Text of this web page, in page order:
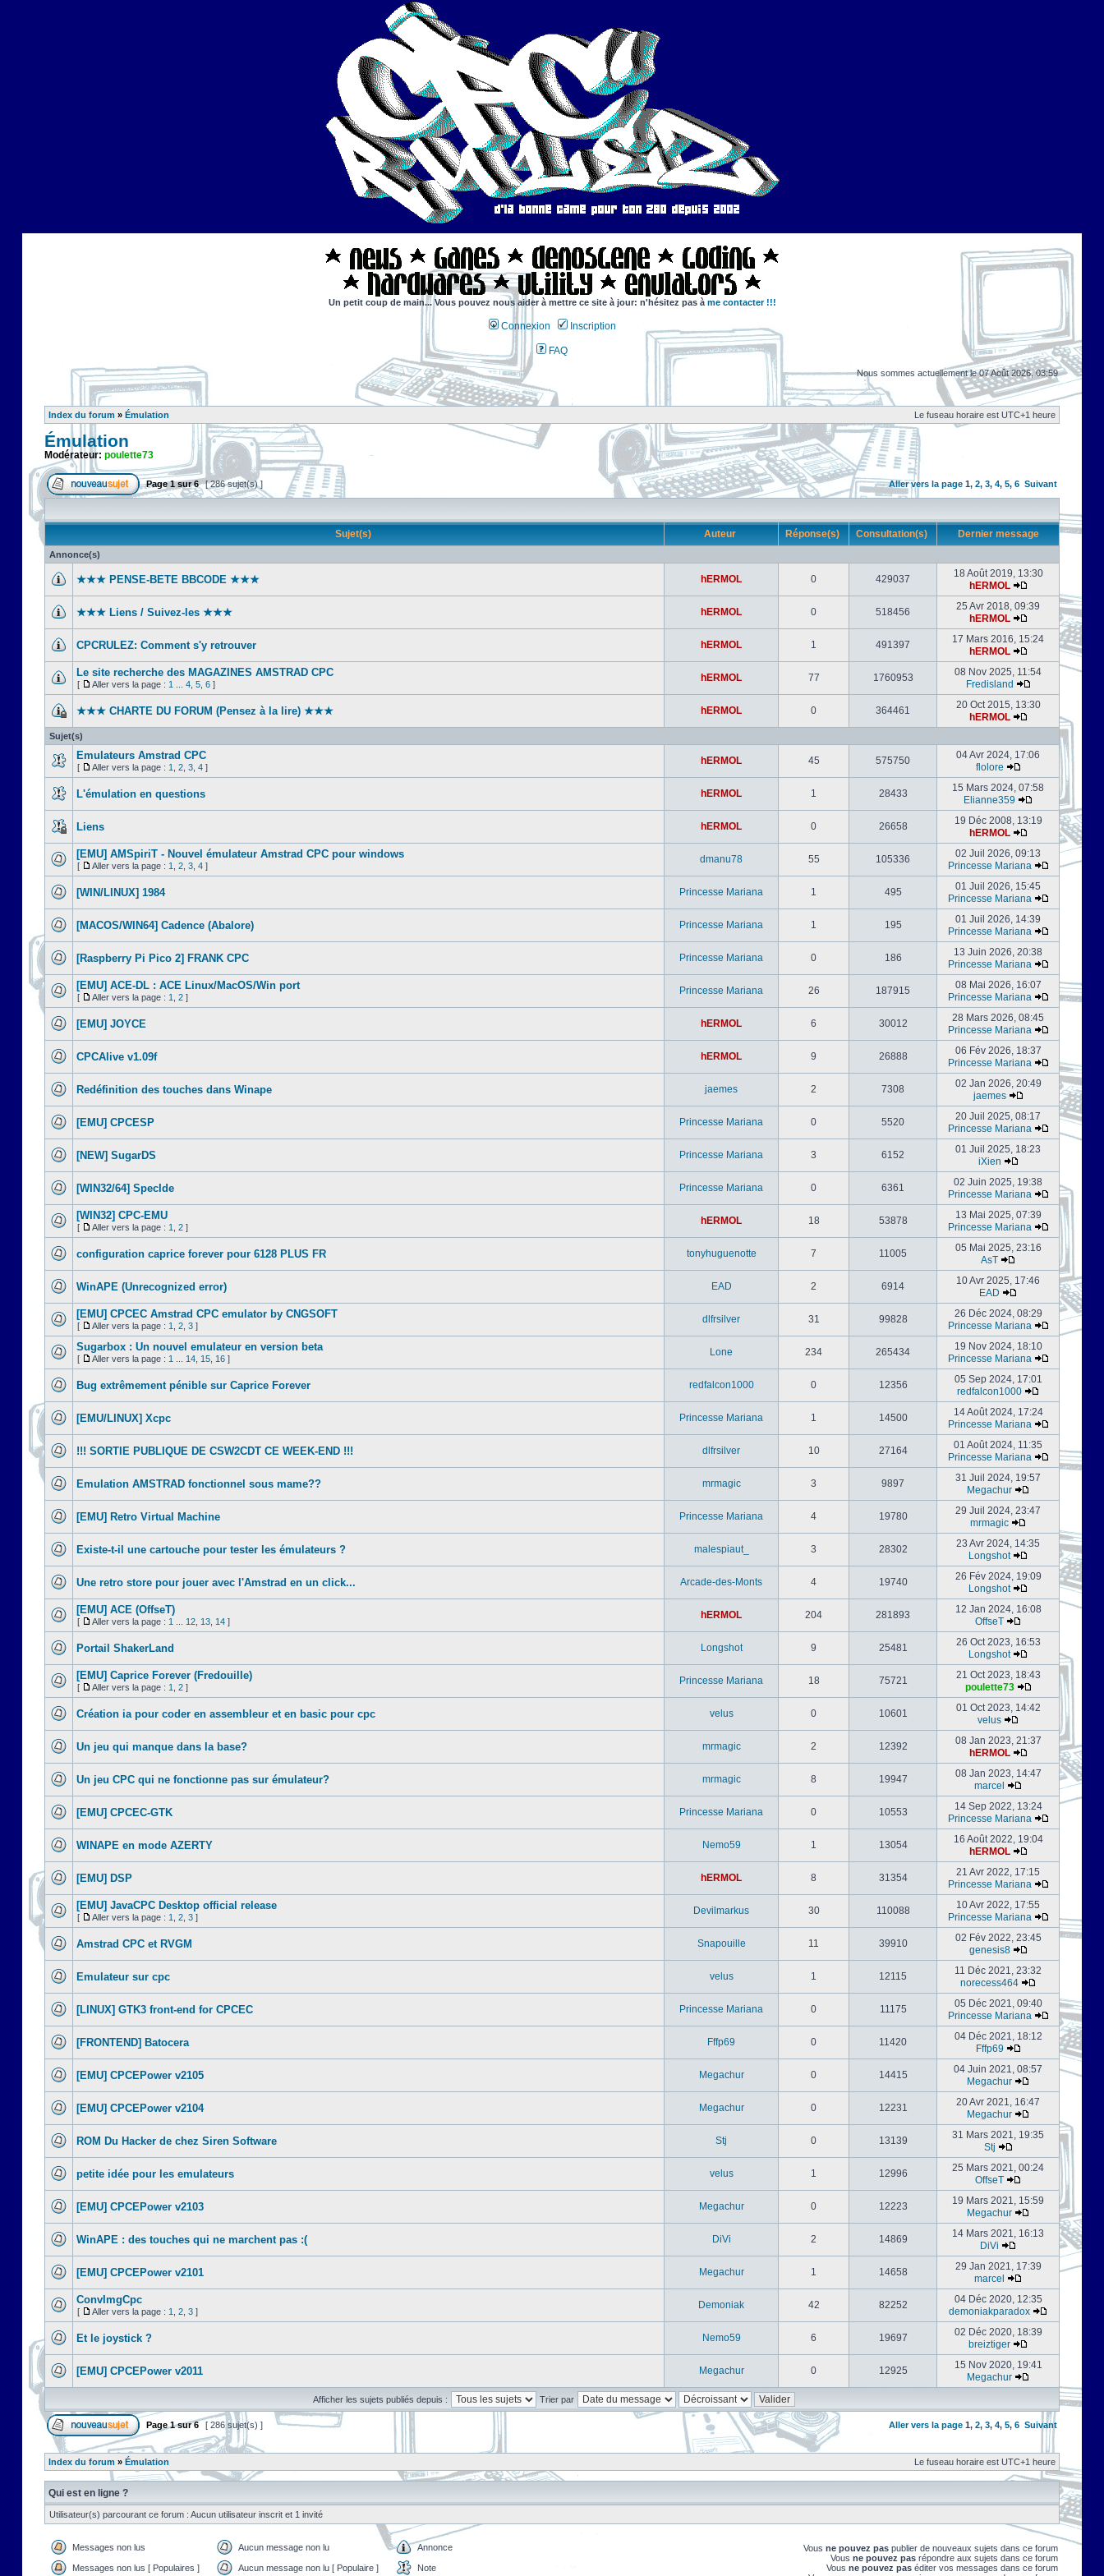
Un petit coup de main... Vous pouvez nous aider à mettre ce site à jour: n'hésitez pas à me contacter !!!
Connexion Inscription
FAQ
Nous sommes actuellement le 07 Août 2026, 03:59
Index du forum » Émulation Le fuseau horaire est UTC+1 heure
Émulation
Modérateur: poulette73
Page1sur6 [ 286 sujet(s) ] Aller vers la page 1, 2, 3, 4, 5, 6 Suivant
Sujet(s) Auteur Réponse(s) Consultation(s) Dernier message
Annonce(s)
★★★ PENSE-BETE BBCODE ★★★ hERMOL 0 429037
18 Août 2019, 13:30
hERMOL
★★★ Liens / Suivez-les ★★★ hERMOL 0 518456
25 Avr 2018, 09:39
hERMOL
CPCRULEZ: Comment s'y retrouver‎ hERMOL 1 491397
17 Mars 2016, 15:24
hERMOL
Le site recherche des MAGAZINES AMSTRAD CPC
[ Aller vers la page : 1 4 5 6 ]
hERMOL 77 1760953
08 Nov 2025, 11:54
Fredisland
★★★ CHARTE DU FORUM (Pensez à la lire) ★★★ hERMOL 0 364461
20 Oct 2015, 13:30
hERMOL
Sujet(s)
Emulateurs Amstrad CPC
[ Aller vers la page : 1 2 3 4 ]
hERMOL 45 575750
04 Avr 2024, 17:06
flolore
L'émulation en questions hERMOL 1 28433
15 Mars 2024, 07:58
Elianne359
Liens hERMOL 0 26658
19 Déc 2008, 13:19
hERMOL
[EMU] AMSpiriT - Nouvel émulateur Amstrad CPC pour windows
[ Aller vers la page : 1 2 3 4 ]
dmanu78 55 105336
02 Juil 2026, 09:13
Princesse Mariana
[WIN/LINUX] 1984 Princesse Mariana 1 495
01 Juil 2026, 15:45
Princesse Mariana
[MACOS/WIN64] Cadence (Abalore) Princesse Mariana 1 195
01 Juil 2026, 14:39
Princesse Mariana
[Raspberry Pi Pico 2] FRANK CPC Princesse Mariana 0 186
13 Juin 2026, 20:38
Princesse Mariana
[EMU] ACE-DL : ACE Linux/MacOS/Win port
[ Aller vers la page : 1 2 ]
Princesse Mariana 26 187915
08 Mai 2026, 16:07
Princesse Mariana
[EMU] JOYCE hERMOL 6 30012
28 Mars 2026, 08:45
Princesse Mariana
CPCAlive v1.09f hERMOL 9 26888
06 Fév 2026, 18:37
Princesse Mariana
Redéfinition des touches dans Winape jaemes 2 7308
02 Jan 2026, 20:49
jaemes
[EMU] CPCESP Princesse Mariana 0 5520
20 Juil 2025, 08:17
Princesse Mariana
[NEW] SugarDS Princesse Mariana 3 6152
01 Juil 2025, 18:23
iXien
[WIN32/64] SpecIde Princesse Mariana 0 6361
02 Juin 2025, 19:38
Princesse Mariana
[WIN32] CPC-EMU
[ Aller vers la page : 1 2 ]
hERMOL 18 53878
13 Mai 2025, 07:39
Princesse Mariana
configuration caprice forever pour 6128 PLUS FR tonyhuguenotte 7 11005
05 Mai 2025, 23:16
AsT
WinAPE (Unrecognized error) EAD 2 6914
10 Avr 2025, 17:46
EAD
[EMU] CPCEC Amstrad CPC emulator by CNGSOFT
[ Aller vers la page : 1 2 3 ]
dlfrsilver 31 99828
26 Déc 2024, 08:29
Princesse Mariana
Sugarbox : Un nouvel emulateur en version beta
[ Aller vers la page : 1 14 15 16 ]
Lone 234 265434
19 Nov 2024, 18:10
Princesse Mariana
Bug extrêmement pénible sur Caprice Forever redfalcon1000 0 12356
05 Sep 2024, 17:01
redfalcon1000
[EMU/LINUX] Xcpc Princesse Mariana 1 14500
14 Août 2024, 17:24
Princesse Mariana
!!! SORTIE PUBLIQUE DE CSW2CDT CE WEEK-END !!! dlfrsilver 10 27164
01 Août 2024, 11:35
Princesse Mariana
Emulation AMSTRAD fonctionnel sous mame?? mrmagic 3 9897
31 Juil 2024, 19:57
Megachur
[EMU] Retro Virtual Machine Princesse Mariana 4 19780
29 Juil 2024, 23:47
mrmagic
Existe-t-il une cartouche pour tester les émulateurs ? malespiaut_ 3 28302
23 Avr 2024, 14:35
Longshot
Une retro store pour jouer avec l'Amstrad en un click... Arcade-des-Monts 4 19740
26 Fév 2024, 19:09
Longshot
[EMU] ACE (OffseT)
[ Aller vers la page : 1 12 13 14 ]
hERMOL 204 281893
12 Jan 2024, 16:08
OffseT
Portail ShakerLand Longshot 9 25481
26 Oct 2023, 16:53
Longshot
[EMU] Caprice Forever (Fredouille)
[ Aller vers la page : 1 2 ]
Princesse Mariana 18 75721
21 Oct 2023, 18:43
poulette73
Création ia pour coder en assembleur et en basic pour cpc velus 0 10601
01 Oct 2023, 14:42
velus
Un jeu qui manque dans la base? mrmagic 2 12392
08 Jan 2023, 21:37
hERMOL
Un jeu CPC qui ne fonctionne pas sur émulateur? mrmagic 8 19947
08 Jan 2023, 14:47
marcel
[EMU] CPCEC-GTK Princesse Mariana 0 10553
14 Sep 2022, 13:24
Princesse Mariana
WINAPE en mode AZERTY Nemo59 1 13054
16 Août 2022, 19:04
hERMOL
[EMU] DSP hERMOL 8 31354
21 Avr 2022, 17:15
Princesse Mariana
[EMU] JavaCPC Desktop official release
[ Aller vers la page : 1 2 3 ]
Devilmarkus 30 110088
10 Avr 2022, 17:55
Princesse Mariana
Amstrad CPC et RVGM Snapouille 11 39910
02 Fév 2022, 23:45
genesis8
Emulateur sur cpc velus 1 12115
11 Déc 2021, 23:32
norecess464
[LINUX] GTK3 front-end for CPCEC Princesse Mariana 0 11175
05 Déc 2021, 09:40
Princesse Mariana
[FRONTEND] Batocera Fffp69 0 11420
04 Déc 2021, 18:12
Fffp69
[EMU] CPCEPower v2105 Megachur 0 14415
04 Juin 2021, 08:57
Megachur
[EMU] CPCEPower v2104 Megachur 0 12231
20 Avr 2021, 16:47
Megachur
ROM Du Hacker de chez Siren Software Stj 0 13139
31 Mars 2021, 19:35
Stj
petite idée pour les emulateurs velus 1 12996
25 Mars 2021, 00:24
OffseT
[EMU] CPCEPower v2103 Megachur 0 12223
19 Mars 2021, 15:59
Megachur
WinAPE : des touches qui ne marchent pas :( DiVi 2 14869
14 Mars 2021, 16:13
DiVi
[EMU] CPCEPower v2101 Megachur 1 14658
29 Jan 2021, 17:39
marcel
ConvImgCpc
[ Aller vers la page : 1 2 3 ]
Demoniak 42 82252
04 Déc 2020, 12:35
demoniakparadox
Et le joystick ? Nemo59 6 19697
02 Déc 2020, 18:39
breiztiger
[EMU] CPCEPower v2011 Megachur 0 12925
15 Nov 2020, 19:41
Megachur
Afficher les sujets publiés depuis : Trier par
Page1sur6 [ 286 sujet(s) ] Aller vers la page 1, 2, 3, 4, 5, 6 Suivant
Index du forum » Émulation Le fuseau horaire est UTC+1 heure
Qui est en ligne ?
Utilisateur(s) parcourant ce forum : Aucun utilisateur inscrit et 1 invité
Messages non lus Aucun message non lu Annonce
Messages non lus [ Populaires ] Aucun message non lu [ Populaire ] Note
Vous ne pouvez pas publier de nouveaux sujets dans ce forum
Vous ne pouvez pas répondre aux sujets dans ce forum
Vous ne pouvez pas éditer vos messages dans ce forum